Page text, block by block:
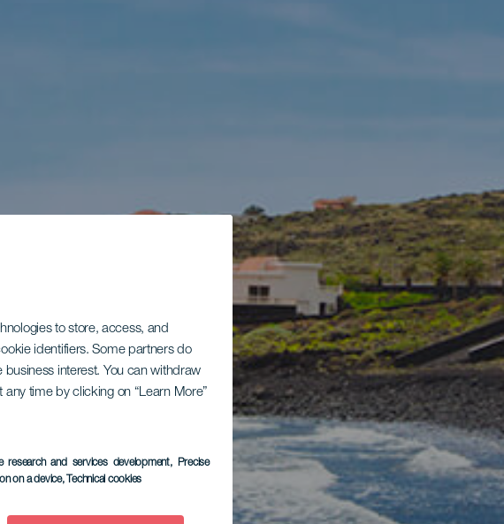
to store, access, and
identifiers. Some partners do
interest. You can withdraw
time by clicking on “Learn More”
research and services development, Precise
on a device, Technical cookies